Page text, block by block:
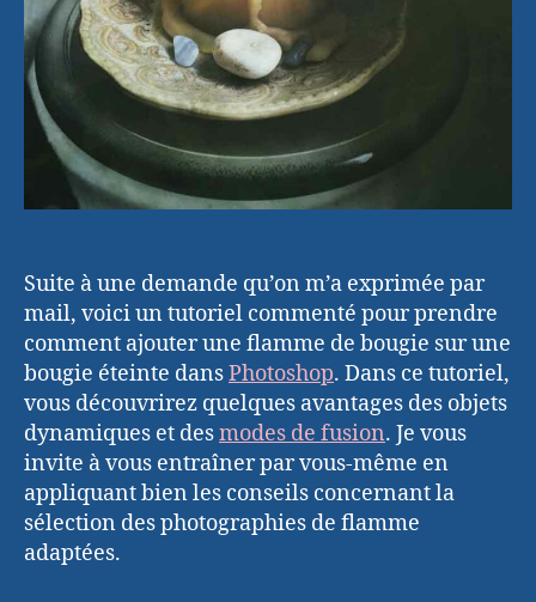
Suite à une demande qu’on m’a exprimée par
mail, voici un tutoriel commenté pour prendre
comment ajouter une flamme de bougie sur une
bougie éteinte dansPhotoshop. Dans ce tutoriel,
vous découvrirez quelques avantages des objets
dynamiques et desmodes de fusion. Je vous
invite à vous entraîner par vous-même en
appliquant bien les conseils concernant la
sélection des photographies de flamme
adaptées.